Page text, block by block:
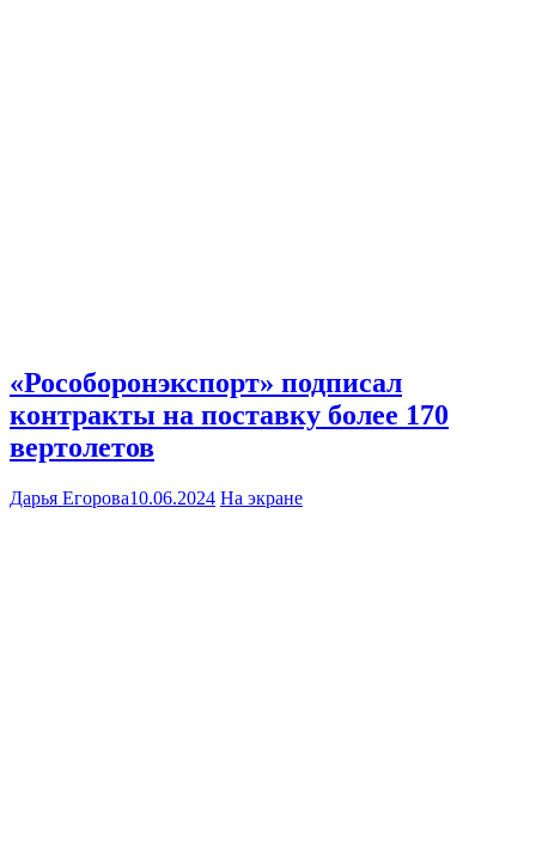
«Рособоронэкспорт» подписал
контракты на поставку более 170
вертолетов
Дарья Егорова10.06.2024 На экране